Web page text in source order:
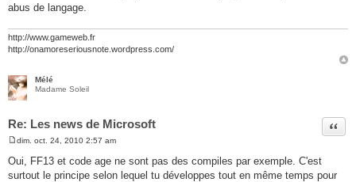
g
abus de langage.
http://www.gameweb.fr
http://onamoreseriousnote.wordpress.com/
Mélé
Madame Soleil
Re: Les news de Microsoft Citer
s
s
dim. oct. 24, 2010 2:57 am
Oui, FF13 et code age ne sont pas des compiles par exemple. C'est
surtout le principe selon lequel tu développes tout en même temps pour